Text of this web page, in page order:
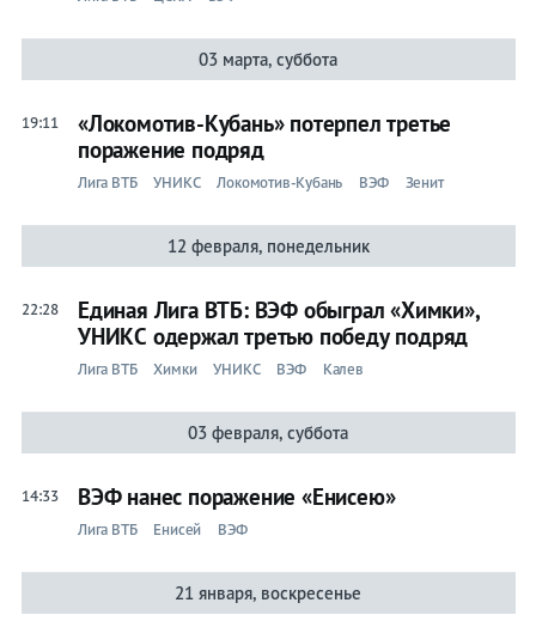
03 марта, суббота
19:11
«Локомотив-Кубань» потерпел третье
поражение подряд
Лига ВТБ УНИКС Локомотив-Кубань ВЭФ Зенит
12 февраля, понедельник
22:28
Единая Лига ВТБ: ВЭФ обыграл «Химки»,
УНИКС одержал третью победу подряд
Лига ВТБ Химки УНИКС ВЭФ Калев
03 февраля, суббота
14:33 ВЭФ нанес поражение «Енисею»
Лига ВТБ Енисей ВЭФ
21 января, воскресенье